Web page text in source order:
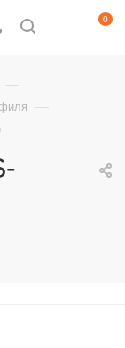
0
—
—